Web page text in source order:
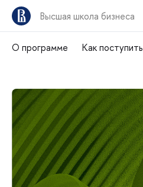
Высшая школа бизнеса
О программе Как поступить